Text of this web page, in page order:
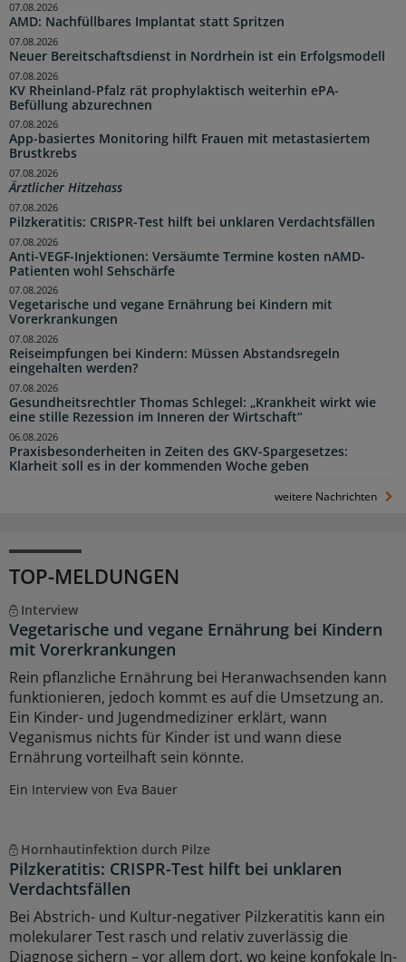
AMD: Nachfüllbares Implantat statt Spritzen
07.08.2026
Neuer Bereitschaftsdienst in Nordrhein ist ein Erfolgsmodell
07.08.2026
KV Rheinland-Pfalz rät prophylaktisch weiterhin ePA-
Befüllung abzurechnen
07.08.2026
App-basiertes Monitoring hilft Frauen mit metastasiertem
Brustkrebs
07.08.2026
Ärztlicher Hitzehass
07.08.2026
Pilzkeratitis: CRISPR-Test hilft bei unklaren Verdachtsfällen
07.08.2026
Anti-VEGF-Injektionen: Versäumte Termine kosten nAMD-
Patienten wohl Sehschärfe
07.08.2026
Vegetarische und vegane Ernährung bei Kindern mit
Vorerkrankungen
07.08.2026
Reiseimpfungen bei Kindern: Müssen Abstandsregeln
eingehalten werden?
07.08.2026
Gesundheitsrechtler Thomas Schlegel: „Krankheit wirkt wie
eine stille Rezession im Inneren der Wirtschaft“
07.08.2026
Praxisbesonderheiten in Zeiten des GKV-Spargesetzes:
Klarheit soll es in der kommenden Woche geben
06.08.2026
weitere Nachrichten
TOP-MELDUNGEN
Interview
Vegetarische und vegane Ernährung bei Kindern
mit Vorerkrankungen
Rein pflanzliche Ernährung bei Heranwachsenden kann
funktionieren, jedoch kommt es auf die Umsetzung an.
Ein Kinder- und Jugendmediziner erklärt, wann
Veganismus nichts für Kinder ist und wann diese
Ernährung vorteilhaft sein könnte.
Ein Interview von Eva Bauer
Hornhautinfektion durch Pilze
Pilzkeratitis: CRISPR-Test hilft bei unklaren
Verdachtsfällen
Bei Abstrich- und Kultur-negativer Pilzkeratitis kann ein
molekularer Test rasch und relativ zuverlässig die
Diagnose sichern – vor allem dort, wo keine konfokale In-